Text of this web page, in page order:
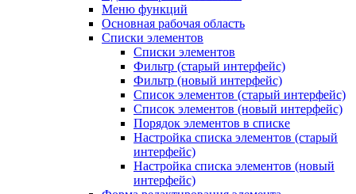
Меню функций
Основная рабочая область
Списки элементов
Списки элементов
Фильтр (старый интерфейс)
Фильтр (новый интерфейс)
Список элементов (старый интерфейс)
Список элементов (новый интерфейс)
Порядок элементов в списке
Настройка списка элементов (старый
интерфейс)
Настройка списка элементов (новый
интерфейс)